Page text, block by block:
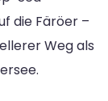
die Färöer –
Weg als